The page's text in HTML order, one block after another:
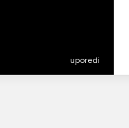
uporedi